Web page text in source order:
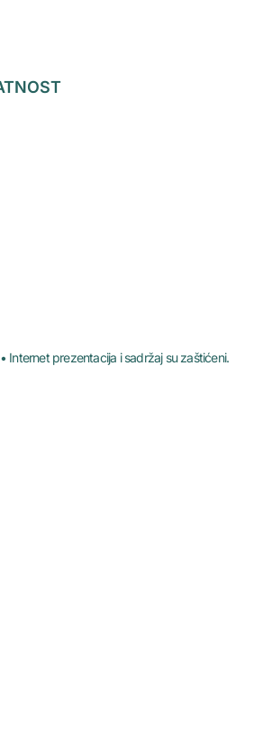
Internet prezentacija i sadržaj su zaštićeni.